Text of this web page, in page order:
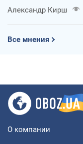
Александр Кирш
Все мнения
О компании